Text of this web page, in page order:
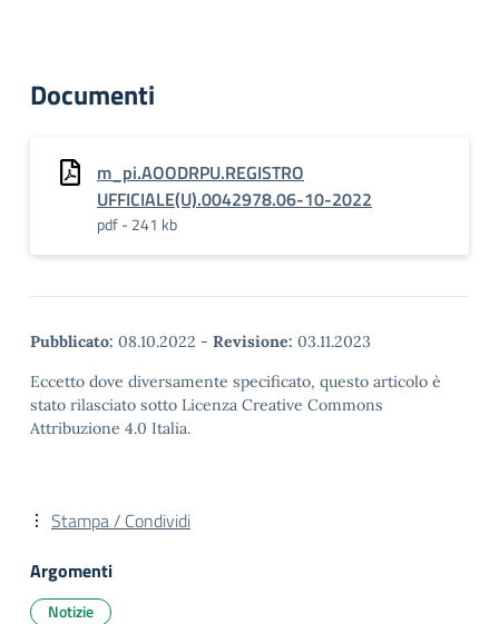
Documenti
m_pi.AOODRPU.REGISTRO
UFFICIALE(U).0042978.06-10-2022
pdf - 241 kb
Pubblicato: 08.10.2022 - Revisione: 03.11.2023
Eccetto dove diversamente specificato, questo articolo è
stato rilasciato sotto Licenza Creative Commons
Attribuzione 4.0 Italia.
Stampa / Condividi
Argomenti
Notizie